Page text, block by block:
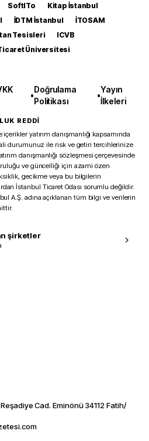
SoftITo
Kitap İstanbul
İDTM İstanbul
İTOSAM
Tesisleri
ICVB
Üniversitesi
•
Doğrulama
Politikası
•
Yayın
İlkeleri
REDDİ
yatırım danışmanlığı kapsamında
durumunuz ile risk ve getiri tercihlerinize
danışmanlığı sözleşmesi çerçevesinde
ve güncelliği için azami özen
gecikme veya bu bilgilerin
İstanbul Ticaret Odası sorumlu değildir.
A.Ş. adına açıklanan tüm bilgi ve verilerin
şirketler
Cad. Eminönü 34112 Fatih/